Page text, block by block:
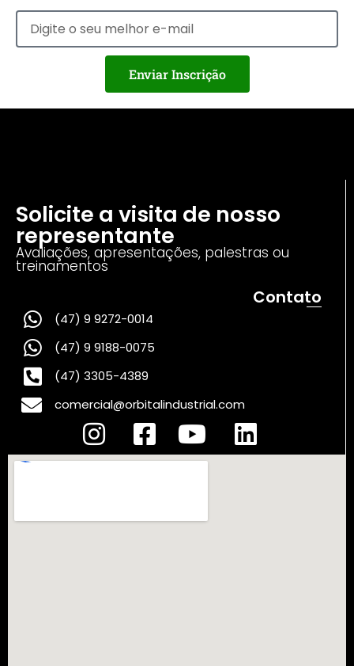
Enviar Inscrição
Solicite a visita de nosso
representante
Avaliações, apresentações, palestras ou
treinamentos
Contato
(47) 9 9272-0014
(47) 9 9188-0075
(47) 3305-4389
comercial@orbitalindustrial.com